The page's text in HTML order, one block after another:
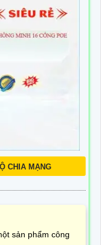
CHIA MẠNG
sản phẩm công